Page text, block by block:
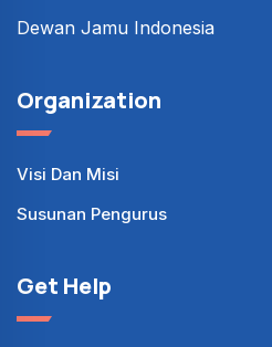
Dewan Jamu Indonesia
Organization
Visi Dan Misi
Susunan Pengurus
Get Help